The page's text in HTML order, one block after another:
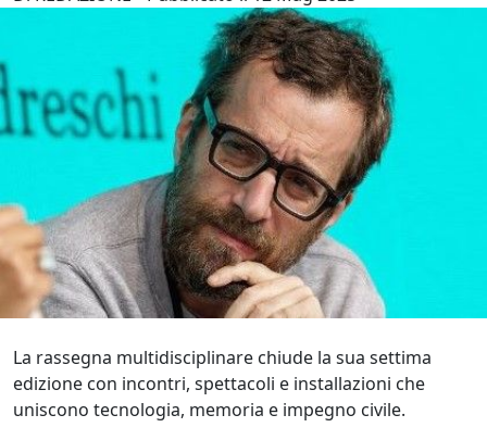
La rassegna multidisciplinare chiude la sua settima
edizione con incontri, spettacoli e installazioni che
uniscono tecnologia, memoria e impegno civile.